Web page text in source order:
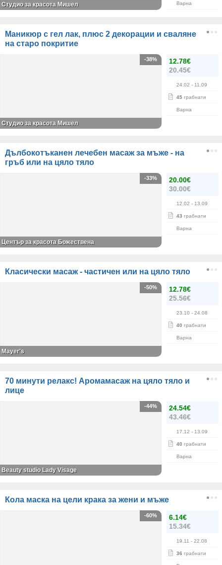
Варна
Студио за красота Мишел
Маникюр с гел лак, плюс 2 декорации и сваляне
на старо покритие
12.78€
20.45€
24.02 - 11.09
45 грабнати
Варна
-38%
Студио за красота Мишел
Дълбокотъканен лечебен масаж за мъже - на
гръб или на цяло тяло
20.00€
30.00€
12.02 - 13.09
43 грабнати
Варна
-33%
Център за красота Божествена
Класически масаж - частичен или на цяло тяло
12.78€
25.56€
23.10 - 24.08
40 грабнати
Варна
-50%
Mayer's
70 минути релакс! Аромамасаж на цяло тяло и
лице
24.54€
43.46€
17.12 - 13.09
40 грабнати
Варна
-44%
Beauty studio Lady Visage
Кола маска на цели крака за жени и мъже
6.14€
15.34€
19.11 - 22.08
36 грабнати
-60%